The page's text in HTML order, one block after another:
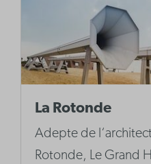
La Rotonde
Adepte de
Rotonde, Le Grand